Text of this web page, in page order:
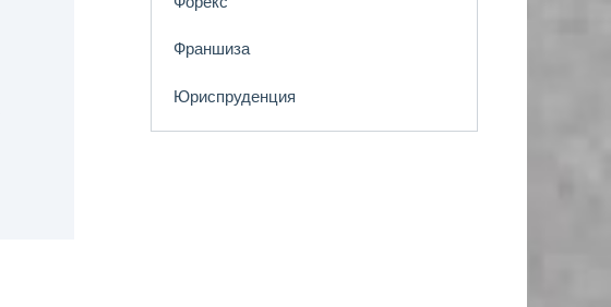
Франшиза
Юриспруденция